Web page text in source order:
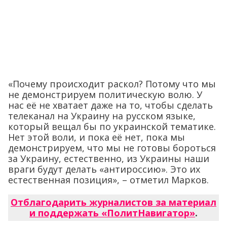
«Почему происходит раскол? Потому что мы
не демонстрируем политическую волю. У
нас её не хватает даже на то, чтобы сделать
телеканал на Украину на русском языке,
который вещал бы по украинской тематике.
Нет этой воли, и пока её нет, пока мы
демонстрируем, что мы не готовы бороться
за Украину, естественно, из Украины наши
враги будут делать «антироссию». Это их
естественная позиция», – отметил Марков.
Отблагодарить журналистов за материал
и поддержать «ПолитНавигатор».